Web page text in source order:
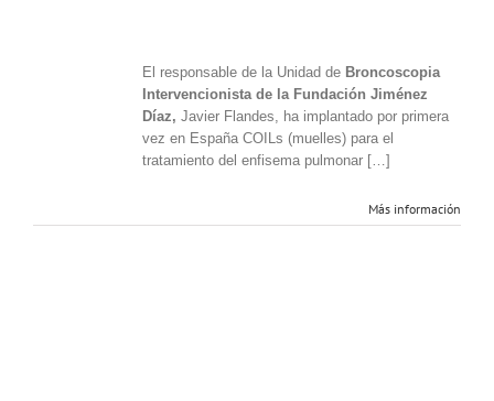
El responsable de la Unidad de Broncoscopia
Intervencionista de la Fundación Jiménez
Díaz, Javier Flandes, ha implantado por primera
vez en España COILs (muelles) para el
tratamiento del enfisema pulmonar […]
Más información